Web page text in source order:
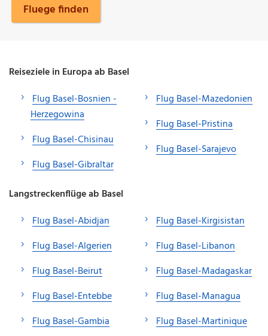
Fluege finden
Reiseziele in Europa ab Basel
Flug Basel-Bosnien -
Herzegowina
Flug Basel-Chisinau
Flug Basel-Gibraltar
Flug Basel-Mazedonien
Flug Basel-Pristina
Flug Basel-Sarajevo
Langstreckenflüge ab Basel
Flug Basel-Abidjan
Flug Basel-Algerien
Flug Basel-Beirut
Flug Basel-Entebbe
Flug Basel-Gambia
Flug Basel-Kirgisistan
Flug Basel-Libanon
Flug Basel-Madagaskar
Flug Basel-Managua
Flug Basel-Martinique